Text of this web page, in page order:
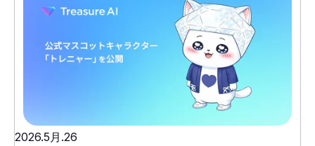
2026.5月.26